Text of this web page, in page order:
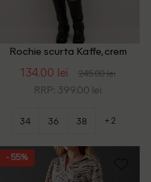
Rochie scurta Kaffe, crem
134.00 lei 245.00 lei
RRP: 399.00 lei
34 36 38 +2
- 55%